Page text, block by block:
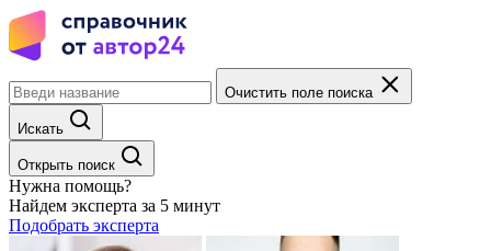
Очистить поле поиска
Искать
Открыть поиск
Нужна помощь?
Найдем эксперта за 5 минут
Подобрать эксперта